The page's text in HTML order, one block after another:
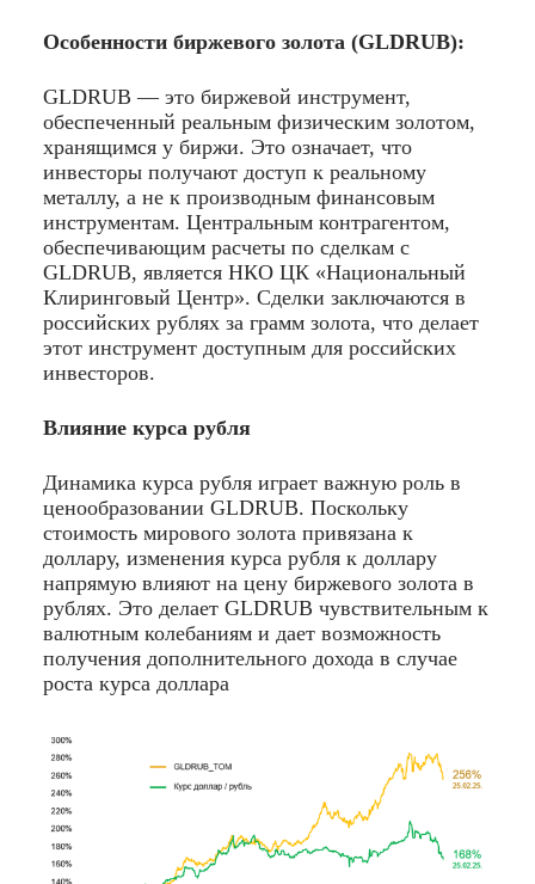
Особенности биржевого золота (GLDRUB):
GLDRUB — это биржевой инструмент,
обеспеченный реальным физическим золотом,
хранящимся у биржи. Это означает, что
инвесторы получают доступ к реальному
металлу, а не к производным финансовым
инструментам. Центральным контрагентом,
обеспечивающим расчеты по сделкам с
GLDRUB, является НКО ЦК «Национальный
Клиринговый Центр». Сделки заключаются в
российских рублях за грамм золота, что делает
этот инструмент доступным для российских
инвесторов.
Влияние курса рубля
Динамика курса рубля играет важную роль в
ценообразовании GLDRUB. Поскольку
стоимость мирового золота привязана к
доллару, изменения курса рубля к доллару
напрямую влияют на цену биржевого золота в
рублях. Это делает GLDRUB чувствительным к
валютным колебаниям и дает возможность
получения дополнительного дохода в случае
роста курса доллара